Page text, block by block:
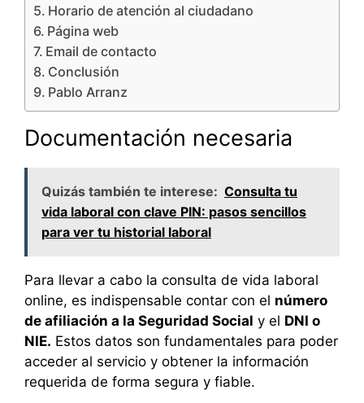
Horario de atención al ciudadano
Página web
Email de contacto
Conclusión
Pablo Arranz
Documentación necesaria
Quizás también te interese: Consulta tu
vida laboral con clave PIN: pasos sencillos
para ver tu historial laboral
Para llevar a cabo la consulta de vida laboral
online, es indispensable contar con el número
de afiliación a la Seguridad Social y el DNI o
NIE. Estos datos son fundamentales para poder
acceder al servicio y obtener la información
requerida de forma segura y fiable.